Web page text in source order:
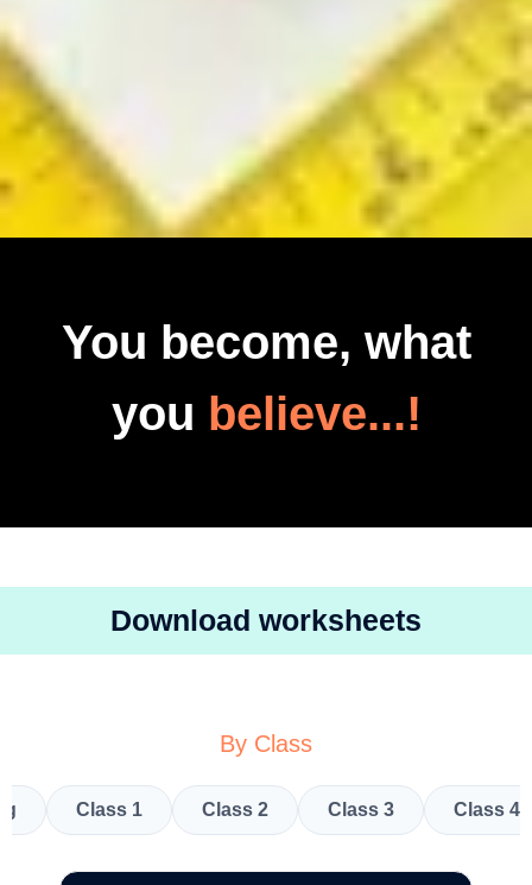
You become, what
you believe...!
Download worksheets
By Class
Class 1 Class 2 Class 3 Class 4